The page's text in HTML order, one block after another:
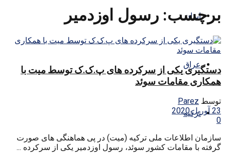
ایران
عراق
ترکیه
برچسب: رسول اوزدمیر
دستگیری یکی از سرکرده های پ.ک.ک توسط میت با
همکاری مقامات سوئد
توسط Parez
23 آوریل 2020
0
سازمان اطلاعات ملی ترکیه (میت) در پی هماهنگی های صورت
گرفته با مقامات کشور سوئد، رسول اوزدمیر یکی از سرکرده ...